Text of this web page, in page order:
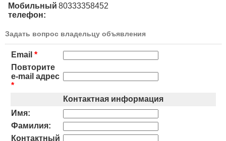
Мобильный
телефон:
80333358452
Задать вопрос владельцу объявления
Email *
Повторите
e-mail адрес
*
Контактная информация
Имя:
Фамилия:
Контактный